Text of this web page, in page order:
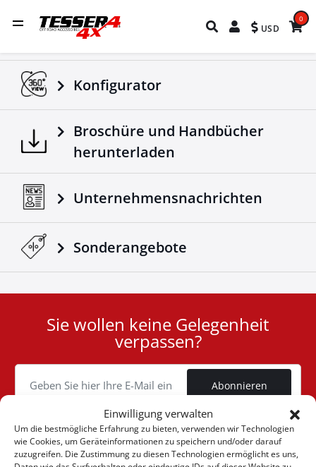
Einwilligung verwalten
Um die bestmögliche Erfahrung zu bieten, verwenden wir Technologien
wie Cookies, um Geräteinformationen zu speichern und/oder darauf
zuzugreifen. Die Zustimmung zu diesen Technologien ermöglicht es uns,
USD
0
Konfigurator
Broschüre und Handbücher
herunterladen
Unternehmensnachrichten
Sonderangebote
Cookie
Sie wollen keine Gelegenheit
verpassen?
Abonnieren